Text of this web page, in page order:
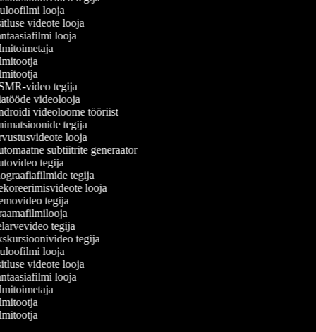
looja
videote looja
looja
video tegija
videolooja
videoloome tööriist
tegija
looja
subtiitrite generaator
tegija
tegija
looja
tegija
tegija
tegija
looja
videote looja
looja